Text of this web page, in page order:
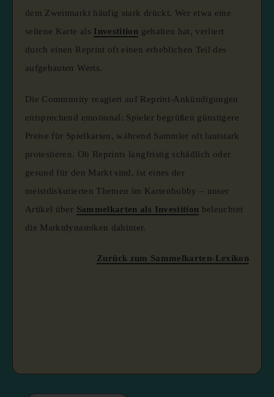
dem Zweitmarkt häufig stark drückt. Wer etwa eine
seltene Karte als Investition gehalten hat, verliert
durch einen Reprint oft einen erheblichen Teil des
aufgebauten Werts.
Die Community reagiert auf Reprint-Ankündigungen
entsprechend emotional: Spieler begrüßen günstigere
Preise für Spielkarten, während Sammler oft lautstark
protestieren. Ob Reprints langfristig schädlich oder
gesund für den Markt sind, ist eines der
meistdiskutierten Themen im Kartenhobby – unser
Artikel über Sammelkarten als Investition beleuchtet
die Marktdynamiken dahinter.
Zurück zum Sammelkarten-Lexikon